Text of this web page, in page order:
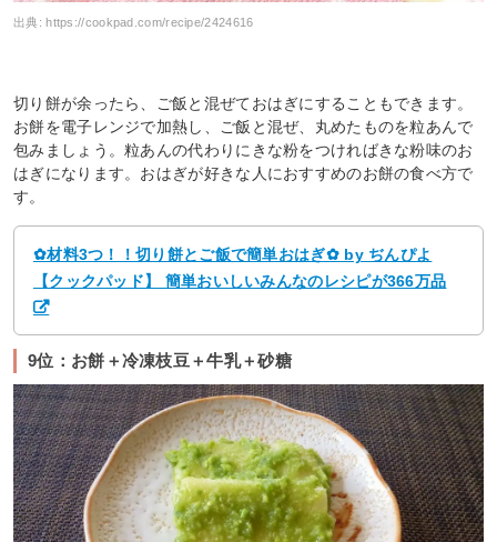
出典:https://cookpad.com/recipe/2424616
切り餅が余ったら、ご飯と混ぜておはぎにすることもできます。
お餅を電子レンジで加熱し、ご飯と混ぜ、丸めたものを粒あんで
包みましょう。粒あんの代わりにきな粉をつければきな粉味のお
はぎになります。おはぎが好きな人におすすめのお餅の食べ方で
す。
✿材料3つ！！切り餅とご飯で簡単おはぎ✿ by ぢんぴよ
【クックパッド】 簡単おいしいみんなのレシピが366万品
9位：お餅＋冷凍枝豆＋牛乳＋砂糖